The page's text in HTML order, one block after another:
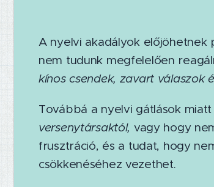
A nyelvi akadályok
nem tudunk megfelelően
kínos csendek, zavart válaszok
Továbbá a nyelvi gátlások
versenytársaktól, vagy hogy
frusztráció, és a tudat, hogy
csökkenéséhez vezethet.